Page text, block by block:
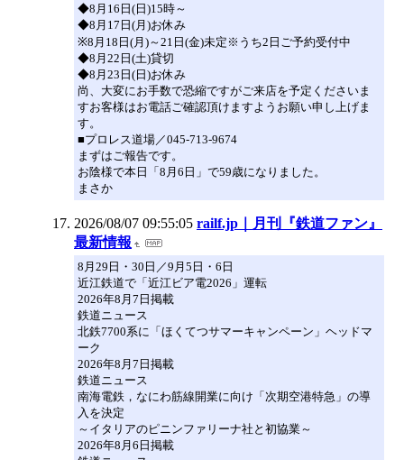
◆8月16日(日)15時～
◆8月17日(月)お休み
※8月18日(月)～21日(金)未定※うち2日ご予約受付中
◆8月22日(土)貸切
◆8月23日(日)お休み
尚、大変にお手数で恐縮ですがご来店を予定くださいま
すお客様はお電話ご確認頂けますようお願い申し上げま
す。
■プロレス道場／045-713-9674
まずはご報告です。
お陰様で本日「8月6日」で59歳になりました。
まさか
2026/08/07 09:55:05 railf.jp｜月刊『鉄道ファン』
最新情報
8月29日・30日／9月5日・6日
近江鉄道で「近江ビア電2026」運転
2026年8月7日掲載
鉄道ニュース
北鉄7700系に「ほくてつサマーキャンペーン」ヘッドマ
ーク
2026年8月7日掲載
鉄道ニュース
南海電鉄，なにわ筋線開業に向け「次期空港特急」の導
入を決定
～イタリアのピニンファリーナ社と初協業～
2026年8月6日掲載